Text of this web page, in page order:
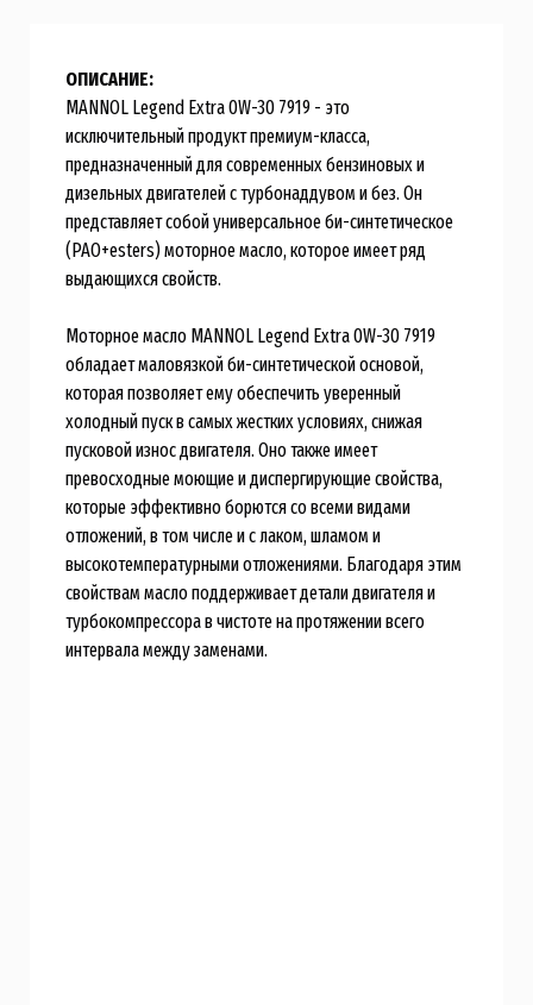
ОПИСАНИЕ:
MANNOL Legend Extra 0W-30 7919 - это
исключительный продукт премиум-класса,
предназначенный для современных бензиновых и
дизельных двигателей с турбонаддувом и без. Он
представляет собой универсальное би-синтетическое
(PAO+esters) моторное масло, которое имеет ряд
выдающихся свойств.
Моторное масло MANNOL Legend Extra 0W-30 7919
обладает маловязкой би-синтетической основой,
которая позволяет ему обеспечить уверенный
холодный пуск в самых жестких условиях, снижая
пусковой износ двигателя. Оно также имеет
превосходные моющие и диспергирующие свойства,
которые эффективно борются со всеми видами
отложений, в том числе и с лаком, шламом и
высокотемпературными отложениями. Благодаря этим
свойствам масло поддерживает детали двигателя и
турбокомпрессора в чистоте на протяжении всего
интервала между заменами.